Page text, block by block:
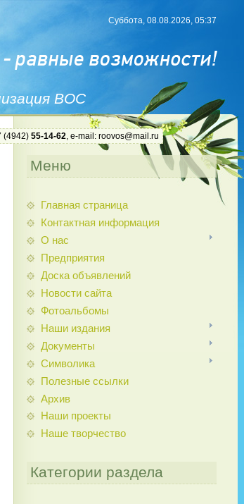
ВОС
Суббота, 08.08.2026, 05:37
(4942) 55-14-62, e-mail: roovos@mail.ru
Меню
Главная страница
Контактная информация
О нас
Предприятия
Доска объявлений
Новости сайта
Фотоальбомы
Наши издания
Документы
Символика
Полезные ссылки
Архив
Наши проекты
Наше творчество
Категории раздела